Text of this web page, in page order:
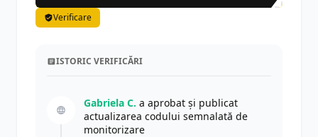
Verificare
ISTORIC VERIFICĂRI
Gabriela C. a aprobat și publicat
actualizarea codului semnalată de
monitorizare